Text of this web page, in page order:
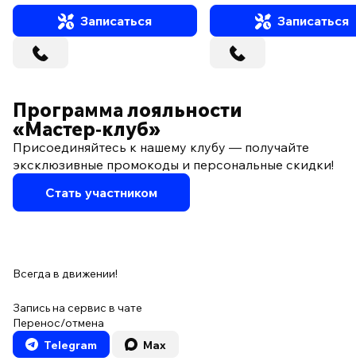
Записаться
Записаться
Программа лояльности
«Мастер‑клуб»
Присоединяйтесь к нашему клубу — получайте
эксклюзивные промокоды и персональные скидки!
Стать участником
Всегда в движении!
Запись на сервис в чате
Перенос/отмена
Telegram
Max